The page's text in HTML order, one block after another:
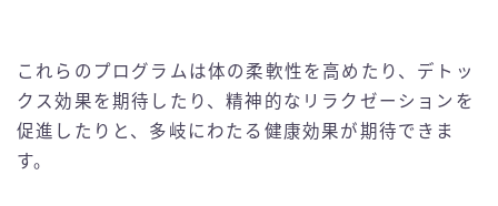
これらのプログラムは体の柔軟性を高めたり、デトッ
クス効果を期待したり、精神的なリラクゼーションを
促進したりと、多岐にわたる健康効果が期待できま
す。